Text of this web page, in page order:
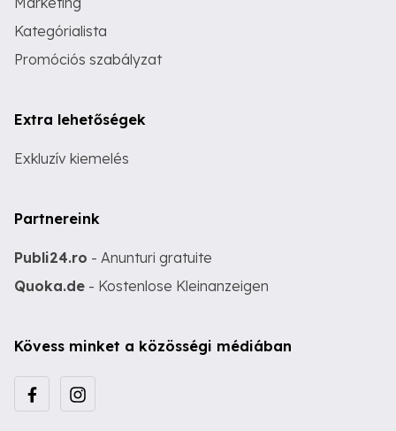
Kategórialista
Promóciós szabályzat
Extra lehetőségek
Exkluzív kiemelés
Partnereink
Publi24.ro - Anunturi gratuite
Quoka.de - Kostenlose Kleinanzeigen
Kövess minket a közösségi médiában